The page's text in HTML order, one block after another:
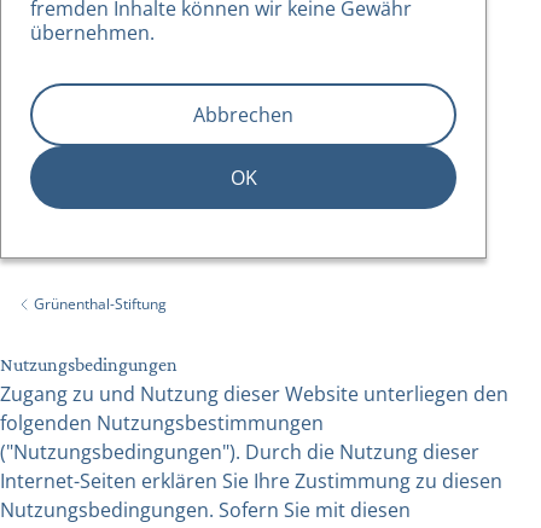
Aktuelles
Gebärdensprache
Kontakt
fremden Inhalte können wir keine Gewähr
übernehmen.
Abbrechen
OK
Back to
Grünenthal-Stiftung
Nutzungsbedingungen
Zugang zu und Nutzung dieser Website unterliegen den
folgenden Nutzungsbestimmungen
("Nutzungsbedingungen"). Durch die Nutzung dieser
Internet-Seiten erklären Sie Ihre Zustimmung zu diesen
Nutzungsbedingungen. Sofern Sie mit diesen